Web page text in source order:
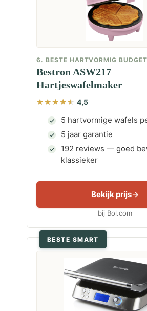
6. BESTE HARTVORMIG BUDGET
Bestron ASW217
Hartjeswafelmaker
4,5
5 hartvormige wafels
5 jaar garantie
192 reviews — goed
klassieker
Bekijk prijs
bij Bol.com
BESTE SMART